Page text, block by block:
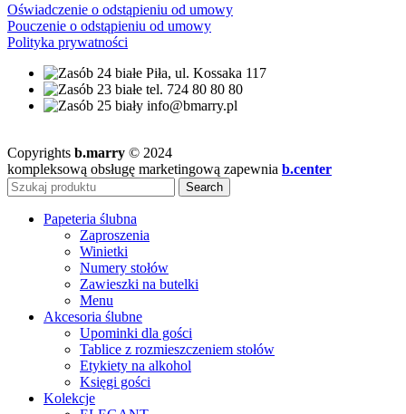
Oświadczenie o odstąpieniu od umowy
Pouczenie o odstąpieniu od umowy
Polityka prywatności
Piła, ul. Kossaka 117
tel. 724 80 80 80
info@bmarry.pl
Copyrights b.marry © 2024
kompleksową obsługę marketingową zapewnia b.center
Search
Papeteria ślubna
Zaproszenia
Winietki
Numery stołów
Zawieszki na butelki
Menu
Akcesoria ślubne
Upominki dla gości
Tablice z rozmieszczeniem stołów
Etykiety na alkohol
Księgi gości
Kolekcje